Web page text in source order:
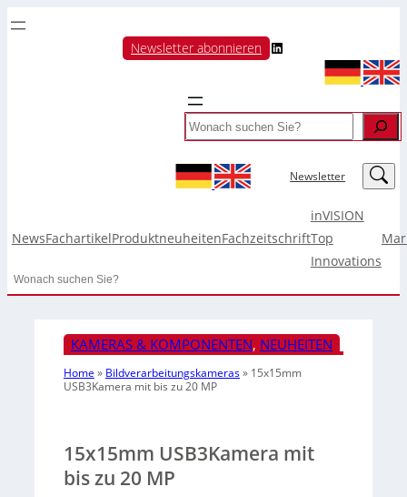
Newsletter abonnieren LinkedIn
Search
Newsletter LinkedIn
NewsFachartikelProduktneuheitenFachzeitschrift
inVISION
Top
Innovations
Search
KAMERAS & KOMPONENTEN, NEUHEITEN
Home » Bildverarbeitungskameras» 15x15mm
USB3Kamera mit bis zu 20 MP
15x15mm USB3Kamera mit
bis zu 20 MP